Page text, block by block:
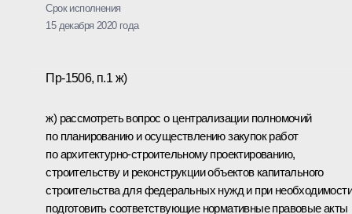
Срок исполнения
15 декабря 2020 года
Пр-1506, п.1 ж)
ж) рассмотреть вопрос о централизации полномочий
по планированию и осуществлению закупок работ
по архитектурно-строительному проектированию,
строительству и реконструкции объектов капитального
строительства для федеральных нужд и при необходимости
подготовить соответствующие нормативные правовые акты